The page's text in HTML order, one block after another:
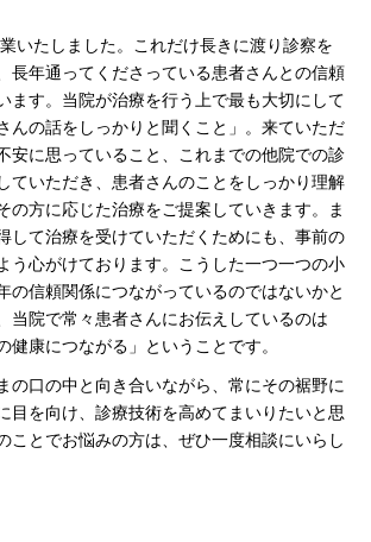
いたしました。これだけ長きに渡り診察を
長年通ってくださっている患者さんとの信頼
ます。当院が治療を行う上で最も大切にして
んの話をしっかりと聞くこと」。来ていただ
安に思っていること、これまでの他院での診
ていただき、患者さんのことをしっかり理解
の方に応じた治療をご提案していきます。ま
して治療を受けていただくためにも、事前の
う心がけております。こうした一つ一つの小
の信頼関係につながっているのではないかと
当院で常々患者さんにお伝えしているのは
健康につながる」ということです。
の口の中と向き合いながら、常にその裾野に
目を向け、診療技術を高めてまいりたいと思
ことでお悩みの方は、ぜひ一度相談にいらし